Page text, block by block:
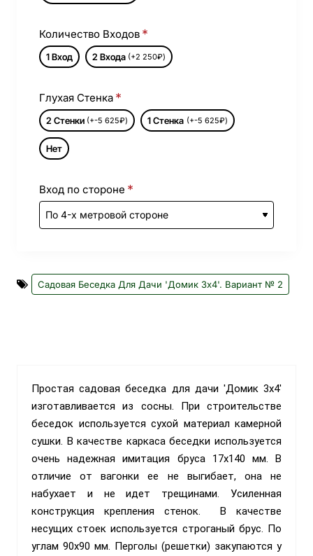
Количество Входов
1 Вход 2 Входа (+2 250₽)
Глухая Стенка
2 Стенки (+-5 625₽) 1 Стенка (+-5 625₽)
Нет
Вход по стороне
Садовая Беседка Для Дачи 'Домик 3х4'. Вариант № 2
Простая садовая беседка для дачи 'Домик 3х4'
изготавливается из сосны. При строительстве
беседок используется сухой материал камерной
сушки. В качестве каркаса беседки используется
очень надежная имитация бруса 17х140 мм. В
отличие от вагонки ее не выгибает, она не
набухает и не идет трещинами. Усиленная
конструкция крепления стенок. В качестве
несущих стоек используется строганый брус. По
углам 90х90 мм. Перголы (решетки) закупаются у